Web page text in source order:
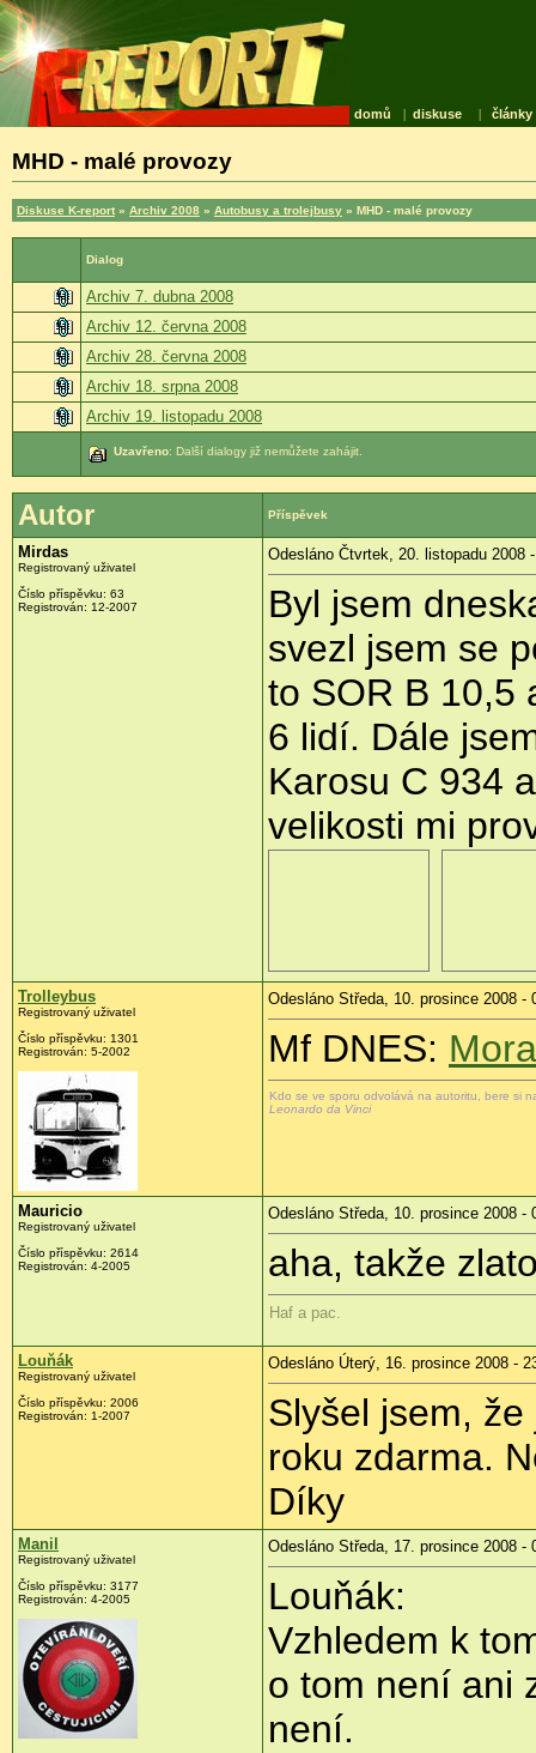
domů | diskuse | články
MHD - malé provozy
Diskuse K-report » Archiv 2008 » Autobusy a trolejbusy » MHD - malé provozy
Dialog
Archiv 7. dubna 2008
Archiv 12. června 2008
Archiv 28. června 2008
Archiv 18. srpna 2008
Archiv 19. listopadu 2008
Uzavřeno: Další dialogy již nemůžete zahájit.
Autor Příspěvek
Mirdas
Registrovaný uživatel
Číslo příspěvku: 63
Registrován: 12-2007
Odesláno Čtvrtek, 20. listopadu 2008
Byl jsem
svezl jsem se
to SOR B 10,5
6 lidí. Dále
Karosu C 934
velikosti mi
Trolleybus
Registrovaný uživatel
Číslo příspěvku: 1301
Registrován: 5-2002
Odesláno Středa, 10. prosince 2008 -
Mf DNES:
Kdo se ve sporu odvolává na autoritu, bere si
Leonardo da Vinci
Mauricio
Registrovaný uživatel
Číslo příspěvku: 2614
Registrován: 4-2005
Odesláno Středa, 10. prosince 2008 -
aha, takže
Haf a pac.
Louňák
Registrovaný uživatel
Číslo příspěvku: 2006
Registrován: 1-2007
Odesláno Úterý, 16. prosince 2008 -
Slyšel jsem,
roku zdarma.
Díky
Manil
Registrovaný uživatel
Číslo příspěvku: 3177
Registrován: 4-2005
Odesláno Středa, 17. prosince 2008 -
Louňák:
Vzhledem k
o tom není ani
není.